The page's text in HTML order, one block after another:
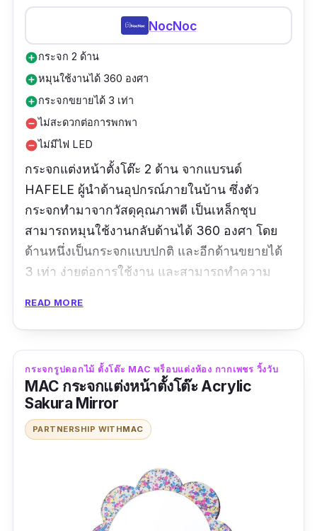
NocNoc
add_circleกระจก 2 ด้าน
add_circleหมุนใช้งานได้ 360 องศา
add_circleกระจกขยายได้ 3 เท่า
remove_circleไม่สะดวกต่อการพกพา
remove_circleไม่มีไฟ LED
กระจกแต่งหน้าตั้งโต๊ะ 2 ด้าน จากแบรนด์
HAFELE ผู้นำด้านอุปกรณ์ภายในบ้าน ซึ่งตัว
กระจกทำมาจากวัสดุคุณภาพดี เป็นเหล็กชุบ
สามารถหมุนใช้งานกลับด้านได้ 360 องศา โดย
ด้านหนึ่งเป็นกระจกแบบปกติ และอีกด้านขยายได้
3 เท่า ง่ายต่อการใช้งาน และสามารถทำความ
ง่าย
รีวิวจากผู้ใช้จริง:-
READ MORE
กระจกรูปดอกไม้ ตั้งโต๊ะ MAC พร็อบแต่งห้อง กากเพชร วิ้งวับ
MAC กระจกแต่งหน้าตั้งโต๊ะ Acrylic
Sakura Mirror
PARTNERSHIP WITHMAC